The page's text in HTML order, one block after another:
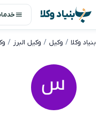
بنیاد وکلا
بنیاد وکلا وکیل وکیل البرز